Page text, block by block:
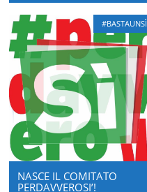
#BASTAUNSÌ
NASCE IL COMITATO
PERDAVVEROSI’!